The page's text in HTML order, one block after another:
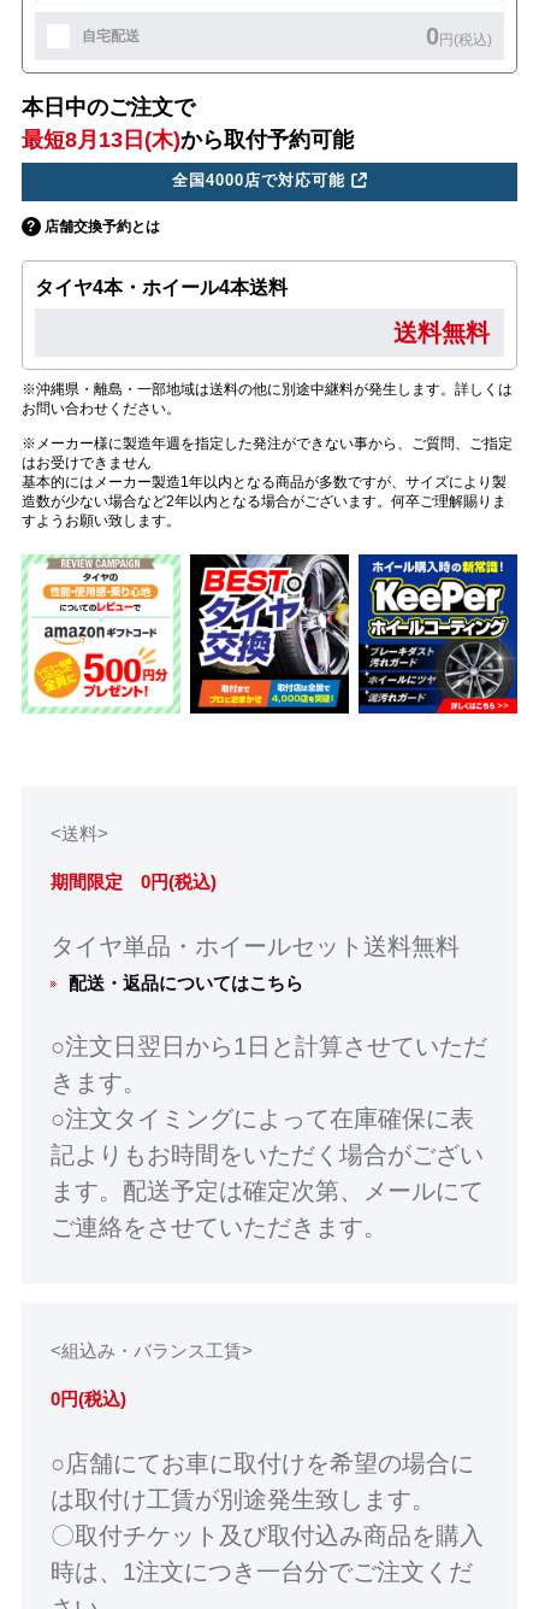
自宅配送 0円(税込)
本日中のご注文で
最短8月13日(木)から取付予約可能
全国4000店で対応可能
店舗交換予約とは
タイヤ4本・ホイール4本送料
送料無料
※沖縄県・離島・一部地域は送料の他に別途中継料が発生します。詳しくは
お問い合わせください。
※メーカー様に製造年週を指定した発注ができない事から、ご質問、ご指定
はお受けできません
基本的にはメーカー製造1年以内となる商品が多数ですが、サイズにより製
造数が少ない場合など2年以内となる場合がございます。何卒ご理解賜りま
すようお願い致します。
<送料>
期間限定 0円(税込)
タイヤ単品・ホイールセット送料無料
配送・返品についてはこちら
○注文日翌日から1日と計算させていただ
きます。
○注文タイミングによって在庫確保に表
記よりもお時間をいただく場合がござい
ます。配送予定は確定次第、メールにて
ご連絡をさせていただきます。
<組込み・バランス工賃>
0円(税込)
○店舗にてお車に取付けを希望の場合に
は取付け工賃が別途発生致します。
〇取付チケット及び取付込み商品を購入
時は、1注文につき一台分でご注文くだ